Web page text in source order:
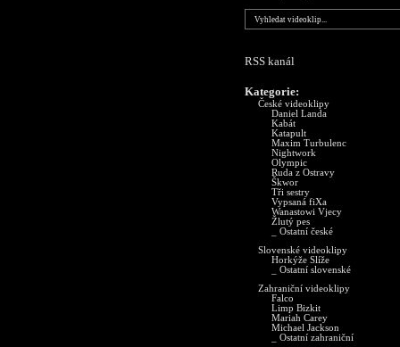
RSS kanál
Kategorie:
České videoklipy
Daniel Landa
Kabát
Katapult
Maxim Turbulenc
Nightwork
Olympic
Ruda z Ostravy
Škwor
Tři sestry
Vypsaná fiXa
Wanastowi Vjecy
Žlutý pes
_ Ostatní české
Slovenské videoklipy
Horkýže Slíže
_ Ostatní slovenské
Zahraniční videoklipy
Falco
Limp Bizkit
Mariah Carey
Michael Jackson
_ Ostatní zahraniční